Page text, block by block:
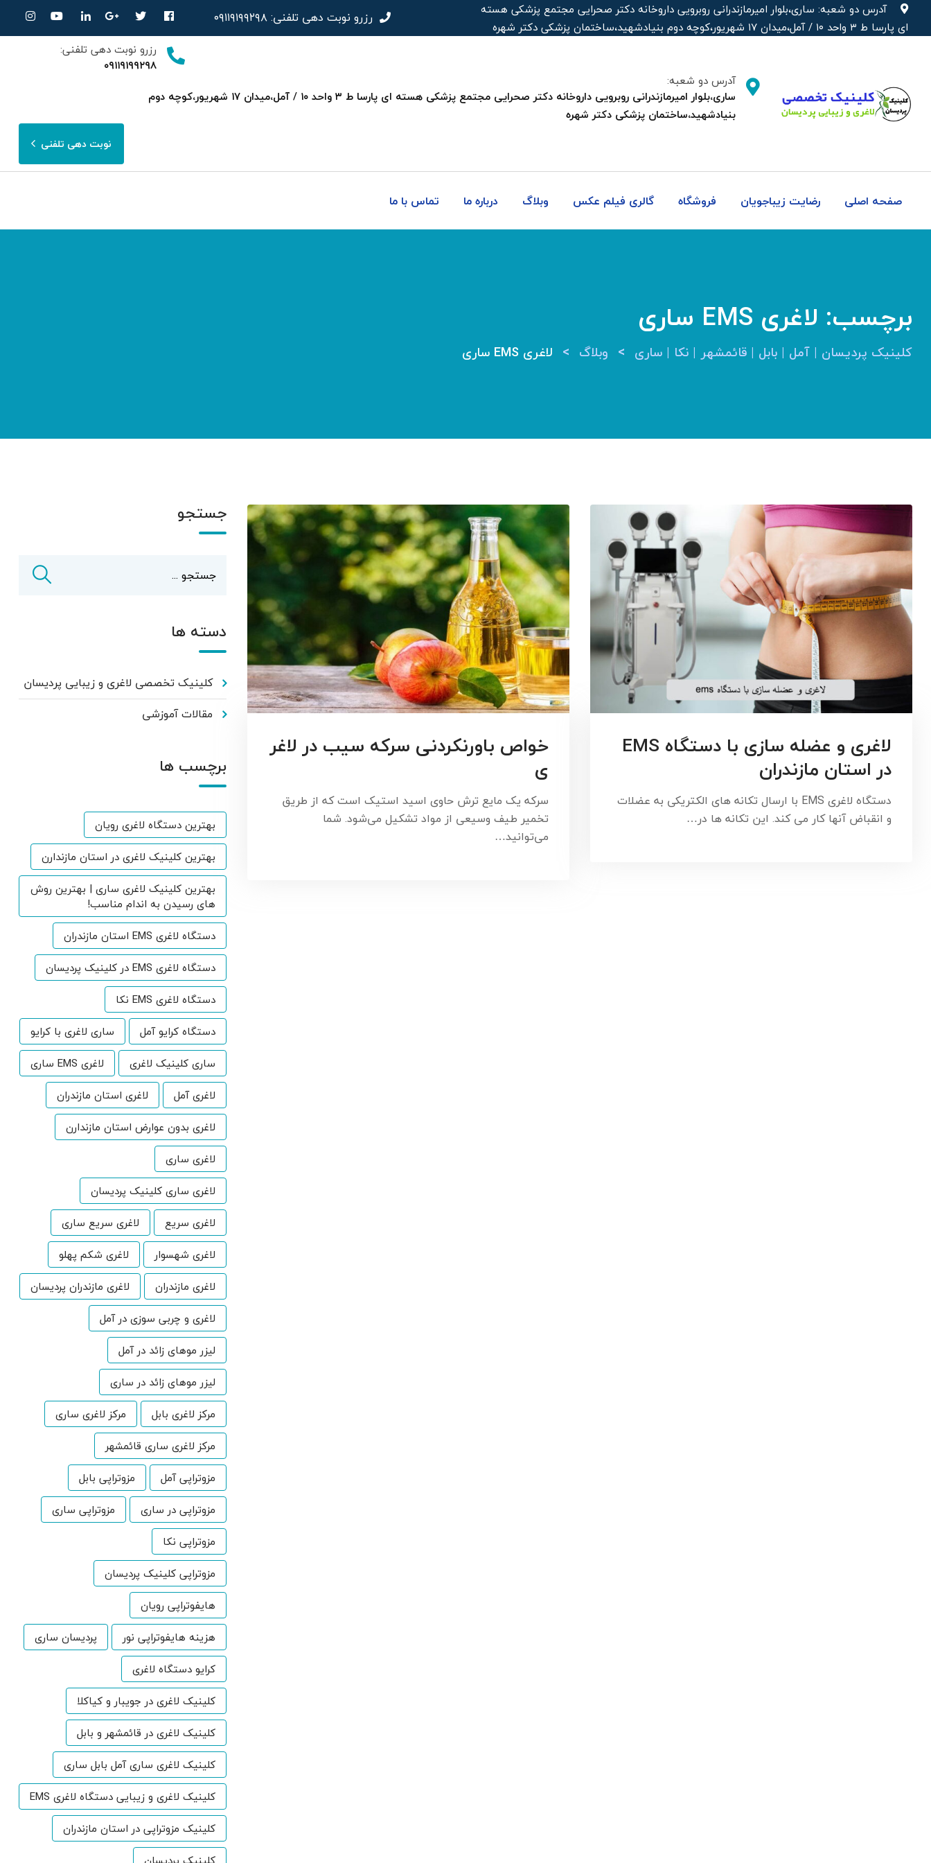
آدرس دو شعبه: ساری،بلوار امیرمازندرانی روبرویی داروخانه‌ دکتر صحرایی مجتمع پزشکی هسته
ای پارسا ط ۳ واحد ۱۰ / آمل،میدان ۱۷ شهریور،کوچه دوم بنیادشهید،ساختمان پزشکی دکتر شهره
رزرو نوبت دهی تلفنی:۰۹۱۱۹۱۹۹۲۹۸
رزرو نوبت دهی تلفنی:
۰۹۱۱۹۱۹۹۲۹۸
آدرس دو شعبه:
ساری،بلوار امیرمازندرانی روبرویی داروخانه‌ دکتر صحرایی مجتمع پزشکی هسته ای پارسا ط ۳ واحد ۱۰ / آمل،میدان ۱۷ شهریور،کوچه دوم
بنیادشهید،ساختمان پزشکی دکتر شهره
نوبت دهی تلفنی
صفحه اصلی رضایت زیباجویان فروشگاه گالری فیلم عکس وبلاگ درباره ما تماس با ما
برچسب: لاغری EMS ساری
کلینیک پردیسان | آمل | بابل | قائمشهر | نکا | ساری > وبلاگ > لاغری EMS ساری
خواص باورنکردنی سرکه سیب در لاغر
ی
سرکه یک مایع ترش حاوی اسید استیک است که از طریق
تخمیر طیف وسیعی از مواد تشکیل می‌شود. شما
می‌توانید…
لاغری و عضله سازی با دستگاه EMS
در استان مازندران
دستگاه لاغری EMS با ارسال تکانه های الکتریکی به عضلات
و انقباض آنها کار می کند. این تکانه ها در…
جستجو
دسته ها
کلینیک تخصصی لاغری و زیبایی پردیسان
مقالات آموزشی
برچسب ها
بهترین دستگاه لاغری رویان
بهترین کلینیک لاغری در استان مازندارن
بهترین کلینیک لاغری ساری | بهترین روش
های رسیدن به اندام مناسب!
دستگاه لاغری EMS استان مازندران
دستگاه لاغری EMS در کلینیک پردیسان
دستگاه لاغری EMS نکا
دستگاه کرایو آمل
ساری لاغری با کرایو
ساری کلینیک لاغری
لاغری EMS ساری
لاغری آمل
لاغری استان مازندران
لاغری بدون عوارض استان مازندارن
لاغری ساری
لاغری ساری کلینیک پردیسان
لاغری سریع
لاغری سریع ساری
لاغری شهسوار
لاغری شکم پهلو
لاغری مازندران
لاغری مازندران پردیسان
لاغری و چربی سوزی در آمل
لیزر موهای زائد در آمل
لیزر موهای زائد در ساری
مرکز لاغری بابل
مرکز لاغری ساری
مرکز لاغری ساری قائمشهر
مزوتراپی آمل
مزوتراپی بابل
مزوتراپی در ساری
مزوتراپی ساری
مزوتراپی نکا
مزوتراپی کلینیک پردیسان
هایفوتراپی رویان
هزینه هایفوتراپی نور
پردیسان ساری
کرایو دستگاه لاغری
کلینیک لاغری در جویبار و کیاکلا
کلینیک لاغری در قائمشهر و بابل
کلینیک لاغری ساری آمل بابل ساری
کلینیک لاغری و زیبایی دستگاه لاغری EMS
کلینیک مزوتراپی در استان مازندران